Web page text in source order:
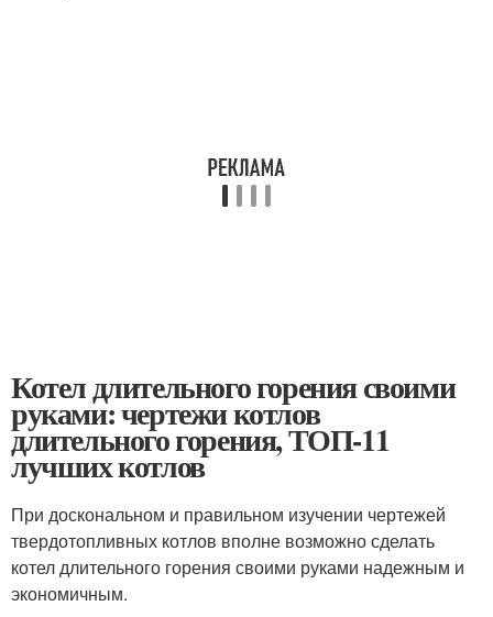
Котел длительного горения своими
руками: чертежи котлов
длительного горения, ТОП-11
лучших котлов
При доскональном и правильном изучении чертежей
твердотопливных котлов вполне возможно сделать
котел длительного горения своими руками надежным и
экономичным.